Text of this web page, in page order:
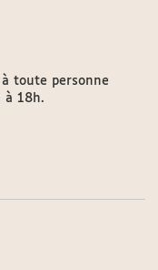
toute personne
à 18h.